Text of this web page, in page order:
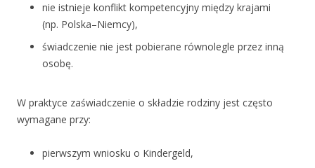
nie istnieje konflikt kompetencyjny między krajami
(np. Polska–Niemcy),
świadczenie nie jest pobierane równolegle przez inną
osobę.
W praktyce zaświadczenie o składzie rodziny jest często
wymagane przy:
pierwszym wniosku o Kindergeld,